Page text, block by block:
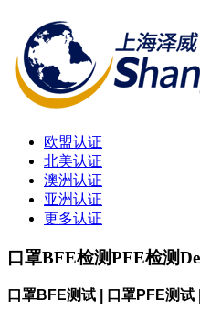
欧盟认证
北美认证
澳洲认证
亚洲认证
更多认证
口罩BFE检测PFE检测
口罩BFE测试 | 口罩PFE测